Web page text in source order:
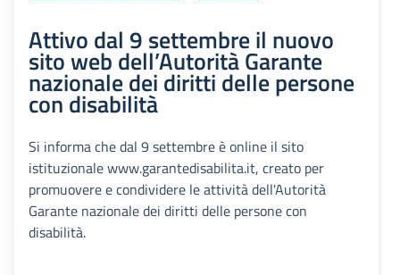
Attivo dal 9 settembre il nuovo
sito web dell’Autorità Garante
nazionale dei diritti delle persone
con disabilità
Si informa che dal 9 settembre è online il sito
istituzionale www.garantedisabilita.it, creato per
promuovere e condividere le attività dell'Autorità
Garante nazionale dei diritti delle persone con
disabilità.